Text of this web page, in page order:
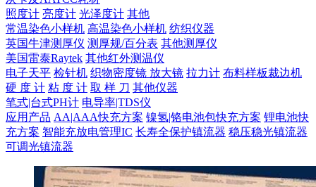
照度计 亮度计 光泽度计 其他
常温染色小样机 高温染色小样机 纺织仪器
英国牛津测厚仪 测厚规/百分表 其他测厚仪
美国雷泰Raytek 其他红外测温仪
电子天平 检针机 织物密度镜 放大镜 拉力计 布料样板裁边机
硬 度 计 粘 度 计 取 样 刀 其他仪器
笔式|台式PH计 电导率|TDS仪
应用产品 AA|AAA快充方案 镍氢|铬电池包快充方案 锂电池快
充方案 智能充放电管理IC 长寿全保护镇流器 稳压稳光镇流器
可调光镇流器